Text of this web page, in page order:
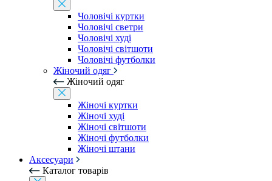
Чоловічі куртки
Чоловічі светри
Чоловічі худі
Чоловічі світшоти
Чоловічі футболки
Жіночий одяг
Жіночий одяг
Жіночі куртки
Жіночі худі
Жіночі світшоти
Жіночі футболки
Жіночі штани
Аксесуари
Каталог товарів